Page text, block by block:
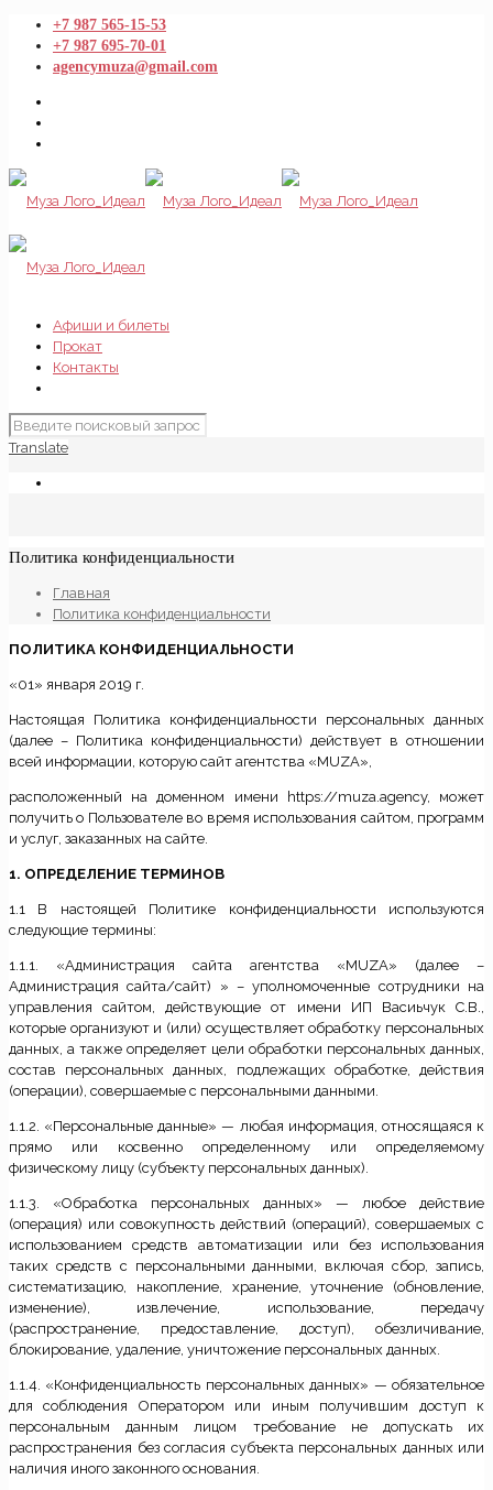
+7 987 565-15-53
+7 987 695-70-01
agencymuza@gmail.com
Афиши и билеты
Прокат
Контакты
Translate
Политика конфиденциальности
Главная
Политика конфиденциальности
ПОЛИТИКА КОНФИДЕНЦИАЛЬНОСТИ
«01» января 2019 г.
Настоящая Политика конфиденциальности персональных данных
(далее – Политика конфиденциальности) действует в отношении
всей информации, которую сайт агентства «MUZA»,
расположенный на доменном имени https://muza.agency, может
получить о Пользователе во время использования сайтом, программ
и услуг, заказанных на сайте.
1. ОПРЕДЕЛЕНИЕ ТЕРМИНОВ
1.1 В настоящей Политике конфиденциальности используются
следующие термины:
1.1.1. «Администрация сайта агентства «MUZA» (далее –
Администрация сайта/сайт) » – уполномоченные сотрудники на
управления сайтом, действующие от имени ИП Васиьчук С.В.,
которые организуют и (или) осуществляет обработку персональных
данных, а также определяет цели обработки персональных данных,
состав персональных данных, подлежащих обработке, действия
(операции), совершаемые с персональными данными.
1.1.2. «Персональные данные» — любая информация, относящаяся к
прямо или косвенно определенному или определяемому
физическому лицу (субъекту персональных данных).
1.1.3. «Обработка персональных данных» — любое действие
(операция) или совокупность действий (операций), совершаемых с
использованием средств автоматизации или без использования
таких средств с персональными данными, включая сбор, запись,
систематизацию, накопление, хранение, уточнение (обновление,
изменение), извлечение, использование, передачу
(распространение, предоставление, доступ), обезличивание,
блокирование, удаление, уничтожение персональных данных.
1.1.4. «Конфиденциальность персональных данных» — обязательное
для соблюдения Оператором или иным получившим доступ к
персональным данным лицом требование не допускать их
распространения без согласия субъекта персональных данных или
наличия иного законного основания.